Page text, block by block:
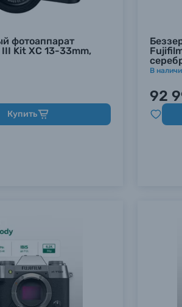
фотоаппарат
Kit XC 13-33mm,
Купить
В
92